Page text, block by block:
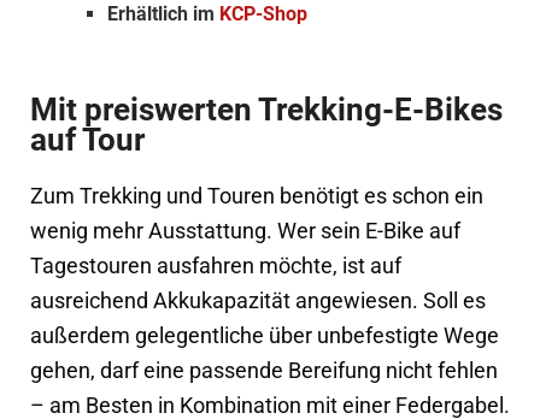
Erhältlich im KCP-Shop
Mit preiswerten Trekking-E-Bikes
auf Tour
Zum Trekking und Touren benötigt es schon ein
wenig mehr Ausstattung. Wer sein E-Bike auf
Tagestouren ausfahren möchte, ist auf
ausreichend Akkukapazität angewiesen. Soll es
außerdem gelegentliche über unbefestigte Wege
gehen, darf eine passende Bereifung nicht fehlen
– am Besten in Kombination mit einer Federgabel.